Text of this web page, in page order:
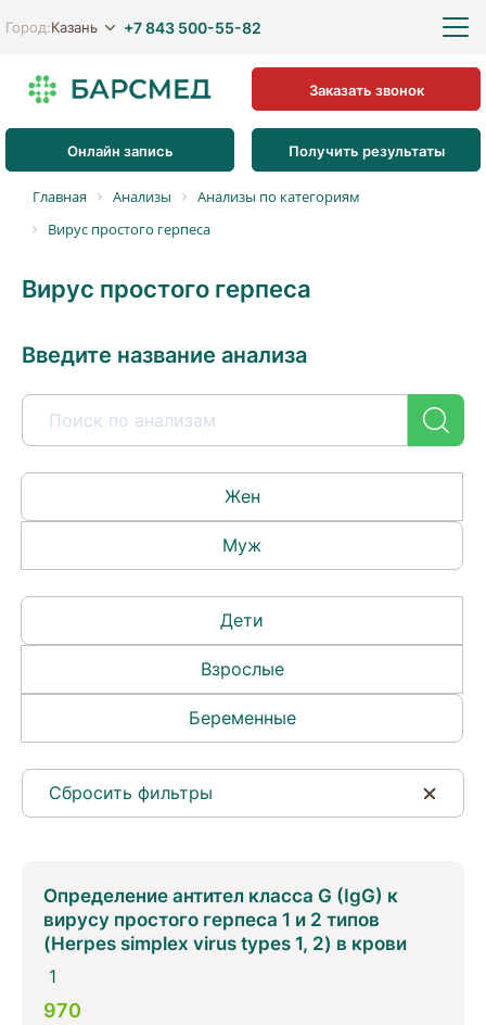
Город:Казань +7 843 500-55-82
Онлайн запись Получить результаты
Заказать звонок
Главная Анализы
Анализы по категориям
Вирус простого герпеса
Вирус простого герпеса
Введите название анализа
Жен
Муж
Дети
Взрослые
Беременные
Сбросить фильтры
Определение антител класса G (IgG) к
вирусу простого герпеса 1 и 2 типов
(Herpes simplex virus types 1, 2) в крови
1
970